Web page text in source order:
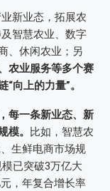
新业态，拓展农
智慧农业、数字
、休闲农业；另
农业服务等多个赛
向上的力量”。
每一条新业态、新
模。
比如，智慧农
生鲜电商市场规
已突破3万亿大
，年复合增长率